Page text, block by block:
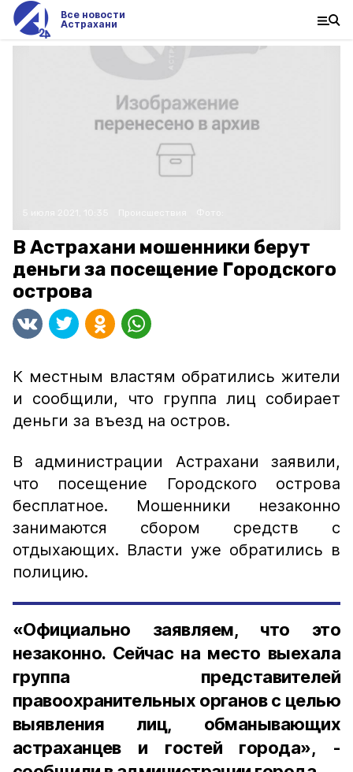
Все новости
Астрахани
В Астрахани мошенники берут
деньги за посещение Городского
острова
К местным властям обратились жители
и сообщили, что группа лиц собирает
деньги за въезд на остров.
В администрации Астрахани заявили,
что посещение Городского острова
бесплатное. Мошенники незаконно
занимаются сбором средств с
отдыхающих. Власти уже обратились в
полицию.
«Официально заявляем, что это
незаконно. Сейчас на место выехала
группа представителей
правоохранительных органов с целью
выявления лиц, обманывающих
астраханцев и гостей города», -